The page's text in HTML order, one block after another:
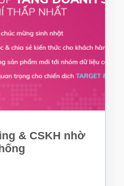
& CSKH nhờ